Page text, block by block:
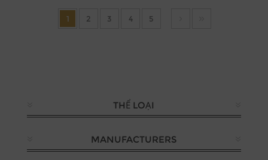
1 2 3 4 5
THỂ LOẠI
MANUFACTURERS